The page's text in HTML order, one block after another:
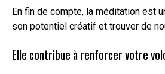
En fin de compte, la méditation est
son potentiel créatif et trouver de
Elle contribue à renforcer votre